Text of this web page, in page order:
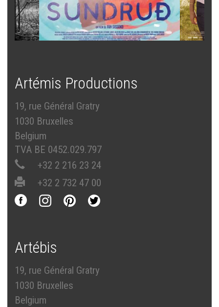
Artémis Productions
19, rue Général Gratry
1030 Bruxelles
Belgium
TVA BE 0452.029.797
+32 2 216 23 24
+32 2 732 47 00
Artébis
19, rue Général Gratry
1030 Bruxelles
Belgium